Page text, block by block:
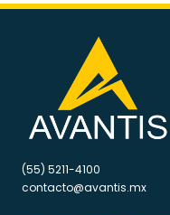
(55) 5211-4100
contacto@avantis.mx